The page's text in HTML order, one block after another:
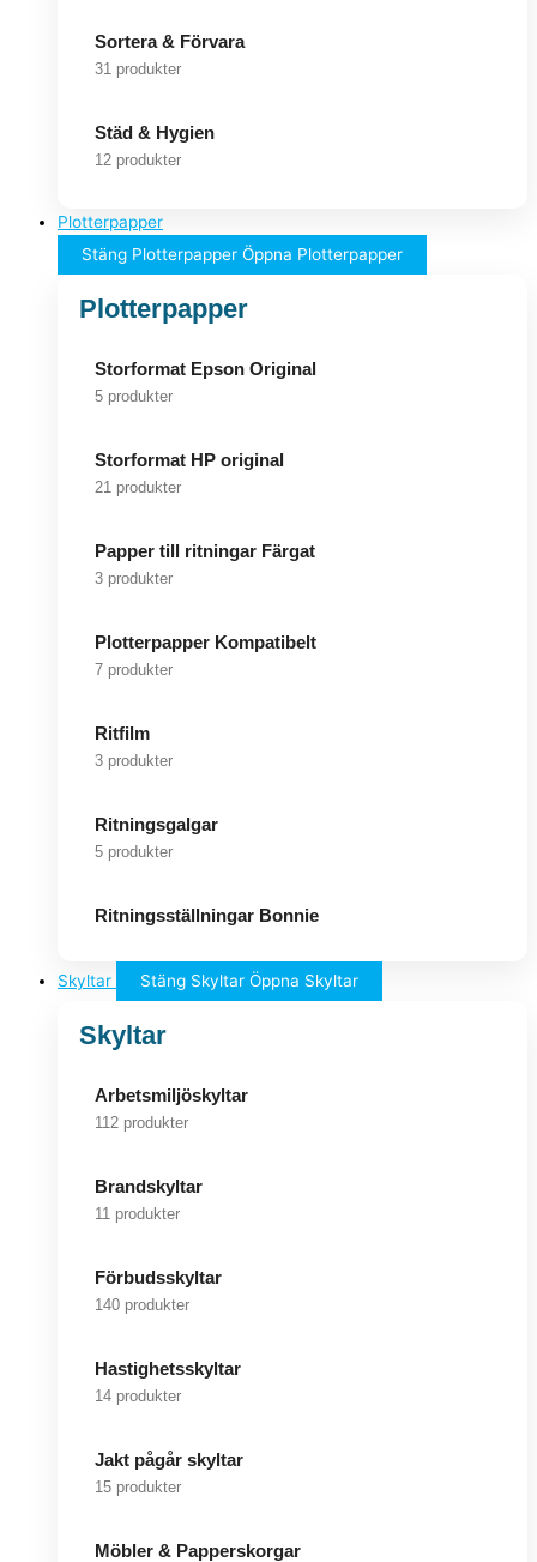
Sortera & Förvara
31 produkter
Städ & Hygien
12 produkter
Plotterpapper
Stäng Plotterpapper Öppna Plotterpapper
Plotterpapper
Storformat Epson Original
5 produkter
Storformat HP original
21 produkter
Papper till ritningar Färgat
3 produkter
Plotterpapper Kompatibelt
7 produkter
Ritfilm
3 produkter
Ritningsgalgar
5 produkter
Ritningsställningar Bonnie
Skyltar Stäng Skyltar Öppna Skyltar
Skyltar
Arbetsmiljöskyltar
112 produkter
Brandskyltar
11 produkter
Förbudsskyltar
140 produkter
Hastighetsskyltar
14 produkter
Jakt pågår skyltar
15 produkter
Möbler & Papperskorgar